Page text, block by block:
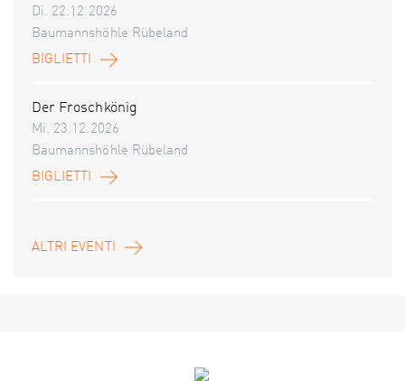
Di. 22.12.2026
Baumannshöhle Rübeland
BIGLIETTI
Der Froschkönig
Mi. 23.12.2026
Baumannshöhle Rübeland
BIGLIETTI
ALTRI EVENTI